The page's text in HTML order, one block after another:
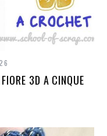
3D A CINQUE